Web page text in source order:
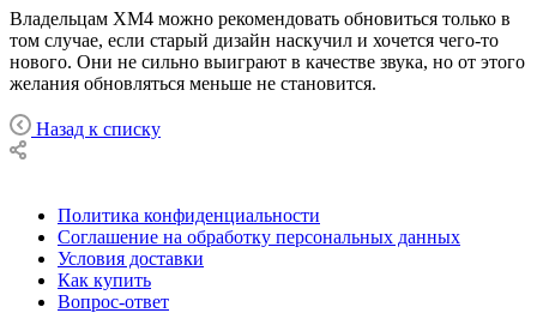
Владельцам XM4 можно рекомендовать обновиться только в
том случае, если старый дизайн наскучил и хочется чего-то
нового. Они не сильно выиграют в качестве звука, но от этого
желания обновляться меньше не становится.
Назад к списку
Политика конфиденциальности
Соглашение на обработку персональных данных
Условия доставки
Как купить
Вопрос-ответ